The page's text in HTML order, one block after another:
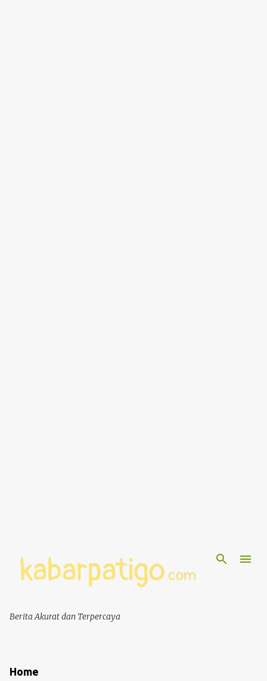
Berita Akurat dan Terpercaya
Home